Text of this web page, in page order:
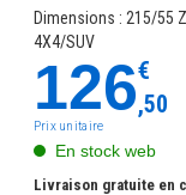
Dimensions : 215/55
4X4/SUV
126€
,50
Prix unitaire
En stock web
Livraison gratuite en